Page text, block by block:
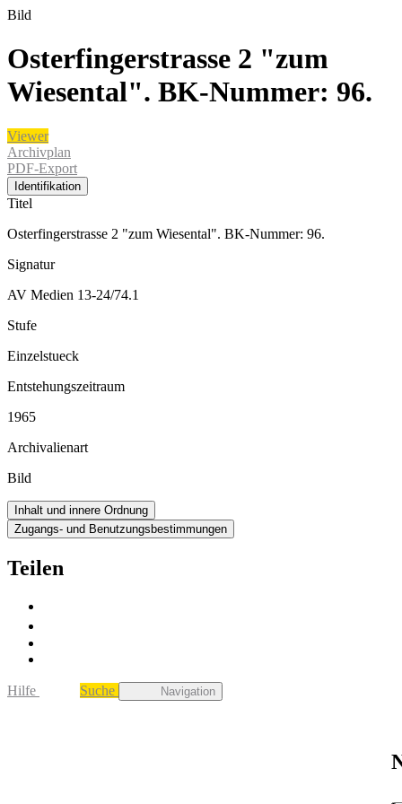
Bild
Osterfingerstrasse 2 "zum
Wiesental". BK-Nummer: 96.
Viewer
Archivplan
PDF-Export
Identifikation
Titel
Osterfingerstrasse 2 "zum Wiesental". BK-Nummer: 96.
Signatur
AV Medien 13-24/74.1
Stufe
Einzelstueck
Entstehungszeitraum
1965
Archivalienart
Bild
Inhalt und innere Ordnung
Zugangs- und Benutzungsbestimmungen
Teilen
Hilfe Suche Navigation